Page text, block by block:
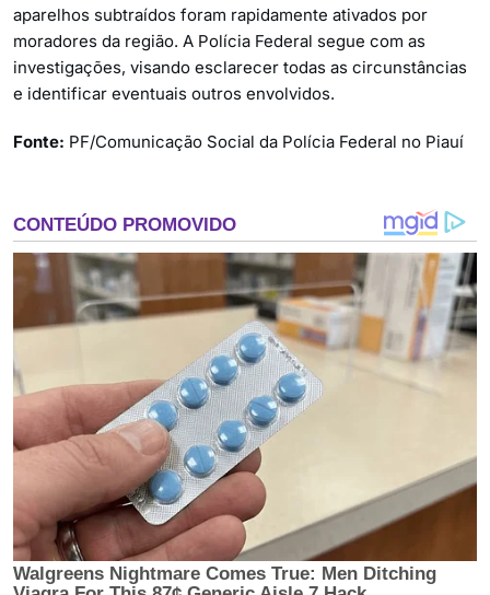
aparelhos subtraídos foram rapidamente ativados por
moradores da região. A Polícia Federal segue com as
investigações, visando esclarecer todas as circunstâncias
e identificar eventuais outros envolvidos.
Fonte: PF/Comunicação Social da Polícia Federal no Piauí